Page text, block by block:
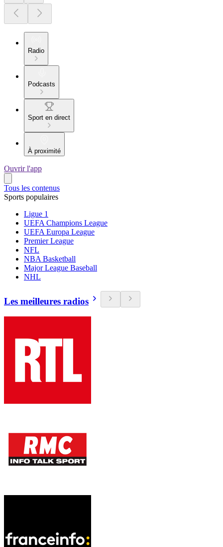
Radio
Podcasts
Sport en direct
À proximité
Ouvrir l'app
Tous les contenus
Sports populaires
Ligue 1
UEFA Champions League
UEFA Europa League
Premier League
NFL
NBA Basketball
Major League Baseball
NHL
Les meilleures radios